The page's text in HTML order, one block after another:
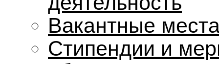
Вакантные
Стипендии и